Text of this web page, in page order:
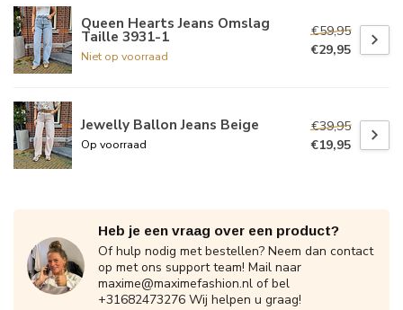
Queen Hearts Jeans Omslag
Taille 3931-1
Niet op voorraad
€59,95
€29,95
Jewelly Ballon Jeans Beige
Op voorraad
€39,95
€19,95
Heb je een vraag over een product?
Of hulp nodig met bestellen? Neem dan contact
op met ons support team! Mail naar
maxime@maximefashion.nl of bel
+31682473276 Wij helpen u graag!